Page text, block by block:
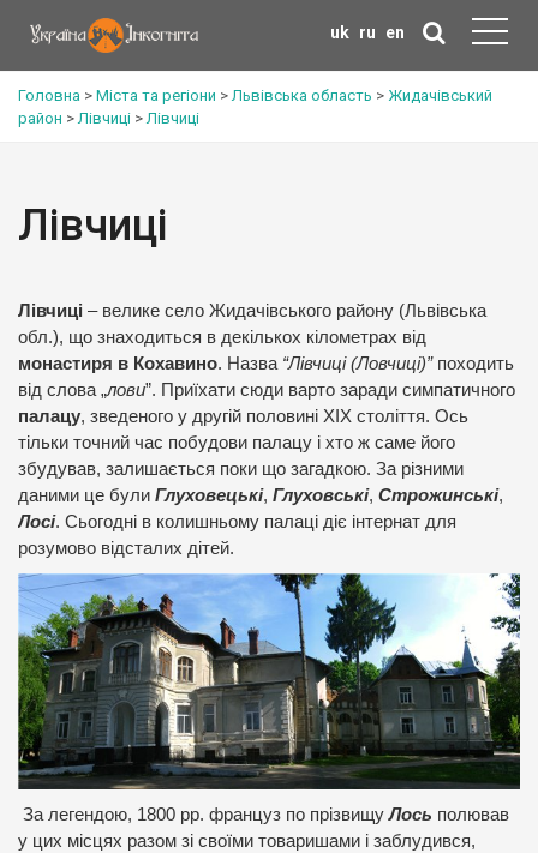
uk ru en
Головна > Міста та регіони >Львівська область > Жидачівський
район >Лівчиці >Лівчиці
Лівчиці
Лівчиці – велике село Жидачівського району (Львівська
обл.), що знаходиться в декількох кілометрах від
монастиря в Кохавино. Назва “Лівчиці (Ловчиці)”походить
від слова „лови”. Приїхати сюди варто заради симпатичного
палацу, зведеного у другій половині ХІХ століття. Ось
тільки точний час побудови палацу і хто ж саме його
збудував, залишається поки що загадкою. За різними
даними це були Глуховецькі, Глуховські, Строжинські,
Лосі. Сьогодні в колишньому палаці діє інтернат для
розумово відсталих дітей.
За легендою, 1800 рр. француз по прізвищуЛось полював
у цих місцях разом зі своїми товаришами і заблудився,